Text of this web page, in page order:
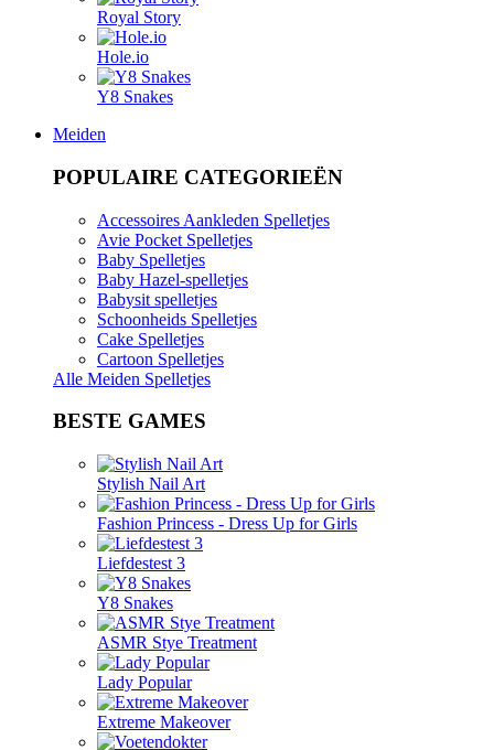
Royal Story
Hole.io
Y8 Snakes
Meiden
POPULAIRE CATEGORIEËN
Accessoires Aankleden Spelletjes
Avie Pocket Spelletjes
Baby Spelletjes
Baby Hazel-spelletjes
Babysit spelletjes
Schoonheids Spelletjes
Cake Spelletjes
Cartoon Spelletjes
Alle Meiden Spelletjes
BESTE GAMES
Stylish Nail Art
Fashion Princess - Dress Up for Girls
Liefdestest 3
Y8 Snakes
ASMR Stye Treatment
Lady Popular
Extreme Makeover